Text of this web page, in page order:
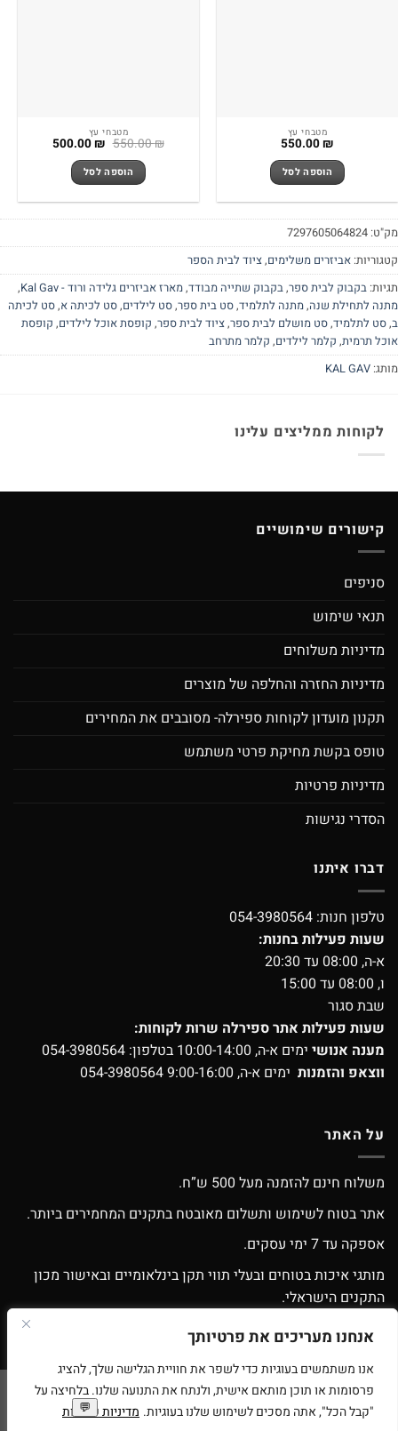
אנחנו מעריכים את פרטיותך
אנו משתמשים בעוגיות כדי לשפר את חוויית הגלישה שלך, להציג
פרסומות או תוכן מותאם אישית, ולנתח את התנועה שלנו. בלחיצה על
"קבל הכל", אתה מסכים לשימוש שלנו בעוגיות. מדיניות פרטיות
מטבחי עץ
550.00₪
הוספה לסל
מטבחי עץ
550.00₪ המחיר
היה:
550.00 ₪.
500.00₪ המחיר
הוספה לסל
מק"ט: 7297605064824
קטגוריות: אביזרים משלימים,ציוד לבית הספר
תגיות: בקבוק לבית ספר,בקבוק שתייה מבודד,מארז אביזרים גלידה ורוד - Kal Gav
,
מתנה לתחילת שנה,מתנה לתלמיד,סט בית ספר,סט לילדים,סט לכיתה א,סט לכיתה
ב,סט לתלמיד,סט מושלם לבית ספר,ציוד לבית ספר, קופסת אוכל לילדים, קופסת
אוכל תרמית, קלמר לילדים, קלמר מתרחב
מותג: KAL GAV
לקוחות ממליצים עלינו
קישורים שימושיים
סניפים
תנאי שימוש
מדיניות משלוחים
מדיניות החזרה והחלפה של מוצרים
תקנון מועדון לקוחות ספירלה- מסובבים את המחירים
טופס בקשת מחיקת פרטי משתמש
מדיניות פרטיות
הסדרי נגישות
דברו איתנו
טלפון חנות: 054-3980564
שעות פעילות בחנות:
א-ה, 08:00 עד 20:30
ו, 08:00 עד 15:00
שבת סגור
שעות פעילות אתר ספירלה שרות לקוחות:
מענה אנושי ימים א-ה, 10:00-14:00 בטלפון:
054-3980564
ווצאפ והזמנות ימים א-ה, 9:00-16:00 054-3980564
על האתר
משלוח חינם להזמנה מעל 500 ש”ח.
אתר בטוח לשימוש ותשלום מאובטח בתקנים המחמירים ביותר.
אספקה עד 7 ימי עסקים.
מותגי איכות בטוחים ובעלי תווי תקן בינלאומיים ובאישור מכון
התקנים הישראלי.
אפשרות החלפה / החזרה עפ”י התקנון.
Visa
MasterCard
American
Express
Apple
Pay
Google
Pay